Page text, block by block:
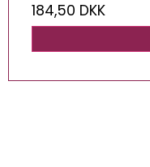
184,50 DKK